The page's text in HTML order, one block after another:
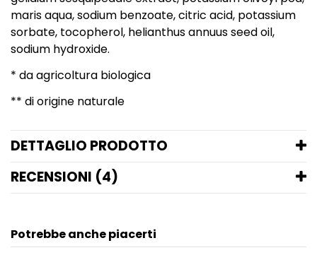
maris aqua, sodium benzoate, citric acid, potassium
sorbate, tocopherol, helianthus annuus seed oil,
sodium hydroxide.
* da agricoltura biologica
** di origine naturale
DETTAGLIO PRODOTTO
RECENSIONI (4)
Potrebbe anche piacerti